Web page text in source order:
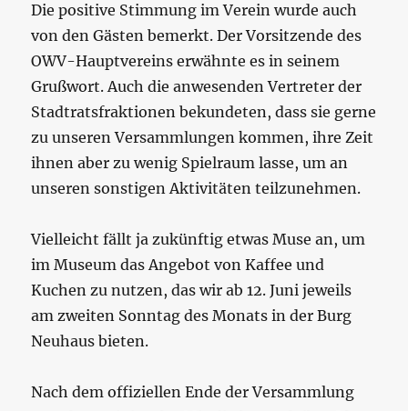
Die positive Stimmung im Verein wurde auch
von den Gästen bemerkt. Der Vorsitzende des
OWV-Hauptvereins erwähnte es in seinem
Grußwort. Auch die anwesenden Vertreter der
Stadtratsfraktionen bekundeten, dass sie gerne
zu unseren Versammlungen kommen, ihre Zeit
ihnen aber zu wenig Spielraum lasse, um an
unseren sonstigen Aktivitäten teilzunehmen.
Vielleicht fällt ja zukünftig etwas Muse an, um
im Museum das Angebot von Kaffee und
Kuchen zu nutzen, das wir ab 12. Juni jeweils
am zweiten Sonntag des Monats in der Burg
Neuhaus bieten.
Nach dem offiziellen Ende der Versammlung